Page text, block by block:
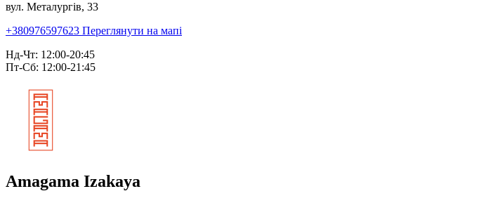
вул. Металургів, 33
+380976597623 Переглянути на мапі
Нд-Чт: 12:00-20:45
Пт-Сб: 12:00-21:45
Amagama Izakaya